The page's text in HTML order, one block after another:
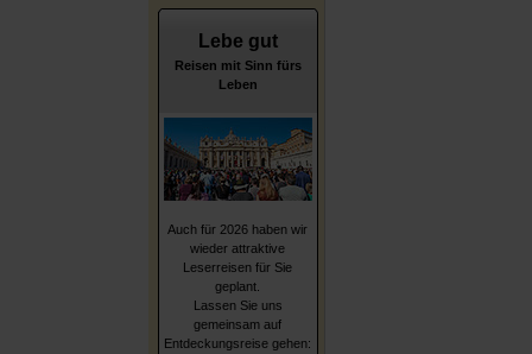
Lebe gut
Reisen mit Sinn fürs
Leben
Auch für 2026 haben wir
wieder attraktive
Leserreisen für Sie
geplant.
Lassen Sie uns
gemeinsam auf
Entdeckungsreise gehen: